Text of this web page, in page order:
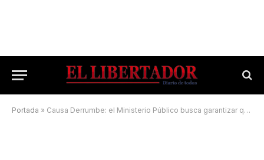
Portada » Causa Derrumbe: el Ministerio Público busca garantizar que haya juicio y sentencia